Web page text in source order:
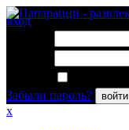
вход
Забыли пароль?
войти
x